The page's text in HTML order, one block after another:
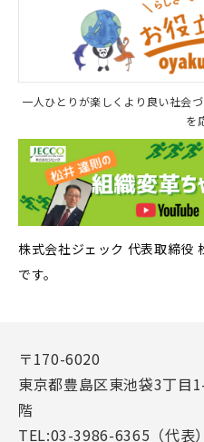
一人ひとりが楽しくより良い社会
を
株式会社ジェック 代表取締役
です。
〒170-6020
東京都豊島区東池袋3丁目
階
TEL:03-3986-6365（代表）